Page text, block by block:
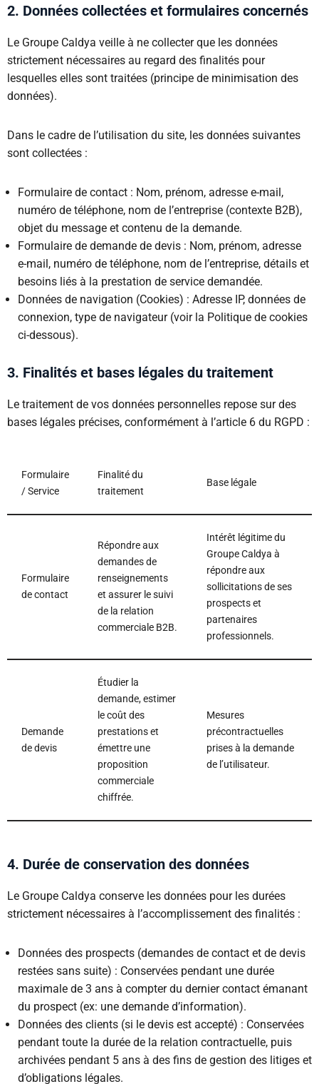
2. Données collectées et formulaires concernés
Le Groupe Caldya veille à ne collecter que les données
strictement nécessaires au regard des finalités pour
lesquelles elles sont traitées (principe de minimisation des
données).
Dans le cadre de l’utilisation du site, les données suivantes
sont collectées :
Formulaire de contact : Nom, prénom, adresse e-mail,
numéro de téléphone, nom de l’entreprise (contexte B2B),
objet du message et contenu de la demande.
Formulaire de demande de devis : Nom, prénom, adresse
e-mail, numéro de téléphone, nom de l’entreprise, détails et
besoins liés à la prestation de service demandée.
Données de navigation (Cookies) : Adresse IP, données de
connexion, type de navigateur (voir la Politique de cookies
ci-dessous).
3. Finalités et bases légales du traitement
Le traitement de vos données personnelles repose sur des
bases légales précises, conformément à l’article 6 du RGPD :
Formulaire
/ Service
Finalité du
traitement
Base légale
Formulaire
de contact
Répondre aux
demandes de
renseignements
et assurer le suivi
de la relation
commerciale B2B.
Intérêt légitime du
Groupe Caldya à
répondre aux
sollicitations de ses
prospects et
partenaires
professionnels.
Demande
de devis
Étudier la
demande, estimer
le coût des
prestations et
émettre une
proposition
commerciale
chiffrée.
Mesures
précontractuelles
prises à la demande
de l’utilisateur.
4. Durée de conservation des données
Le Groupe Caldya conserve les données pour les durées
strictement nécessaires à l’accomplissement des finalités :
Données des prospects (demandes de contact et de devis
restées sans suite) : Conservées pendant une durée
maximale de 3 ans à compter du dernier contact émanant
du prospect (ex: une demande d’information).
Données des clients (si le devis est accepté) : Conservées
pendant toute la durée de la relation contractuelle, puis
archivées pendant 5 ans à des fins de gestion des litiges et
d’obligations légales.